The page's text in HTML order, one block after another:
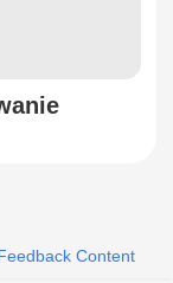
Content